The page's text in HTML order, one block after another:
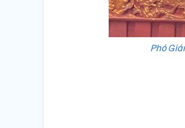
Phó